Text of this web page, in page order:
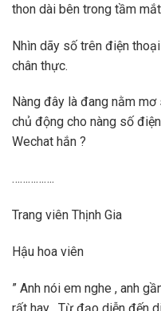
thon dài bên trong tầm
Nhìn dãy số trên điện
chân thực.
Nàng đây là đang nằm mơ
chủ động cho nàng số
Wechat hắn ?
…………….
Trang viên Thịnh Gia
Hậu hoa viên
” Anh nói em nghe , anh
rất hay . Từ đạo diễn đến